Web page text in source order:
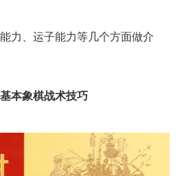
力、运子能力等几个方面做介
本象棋战术技巧